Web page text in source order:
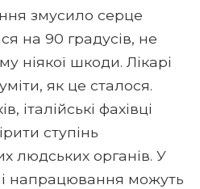
змусило серце
на 90 градусів, не
ніякої шкоди. Лікарі
як це сталося.
італійські фахівці
ступінь
людських органів. У
напрацювання можуть